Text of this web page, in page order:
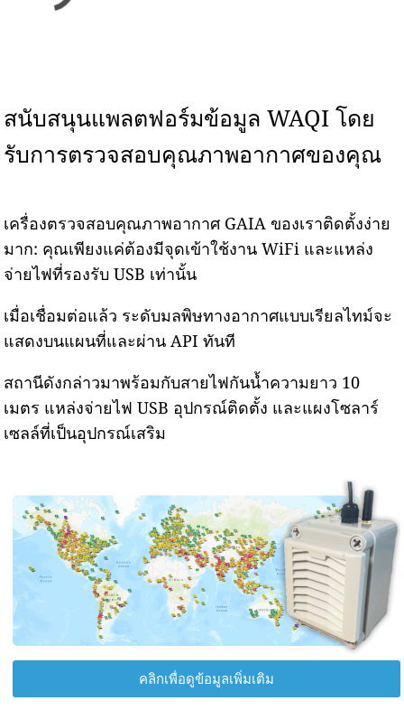
สนับสนุนแพลตฟอร์มข้อมูล WAQI โดย
รับการตรวจสอบคุณภาพอากาศของคุณ
เครื่องตรวจสอบคุณภาพอากาศ GAIA ของเราติดตั้งง่าย
มาก: คุณเพียงแค่ต้องมีจุดเข้าใช้งาน WiFi และแหล่ง
จ่ายไฟที่รองรับ USB เท่านั้น
เมื่อเชื่อมต่อแล้ว ระดับมลพิษทางอากาศแบบเรียลไทม์จะ
แสดงบนแผนที่และผ่าน API ทันที
สถานีดังกล่าวมาพร้อมกับสายไฟกันน้ำความยาว 10
เมตร แหล่งจ่ายไฟ USB อุปกรณ์ติดตั้ง และแผงโซลาร์
เซลล์ที่เป็นอุปกรณ์เสริม
คลิกเพื่อดูข้อมูลเพิ่มเติม